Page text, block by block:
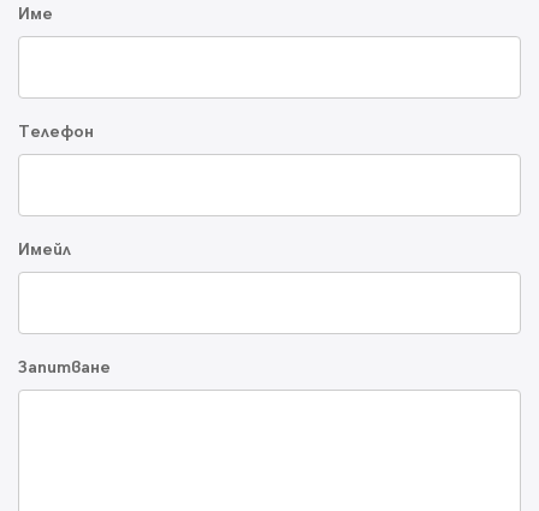
Име
Телефон
Имейл
Запитване